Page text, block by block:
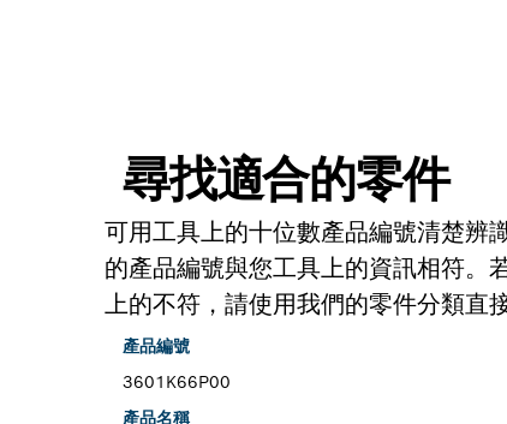
尋找適合的零件
可用工具上的十位數產品編號清楚辨
的產品編號與您工具上的資訊相符。
上的不符，請使用我們的零件分類直
產品編號
3601K66P00
產品名稱